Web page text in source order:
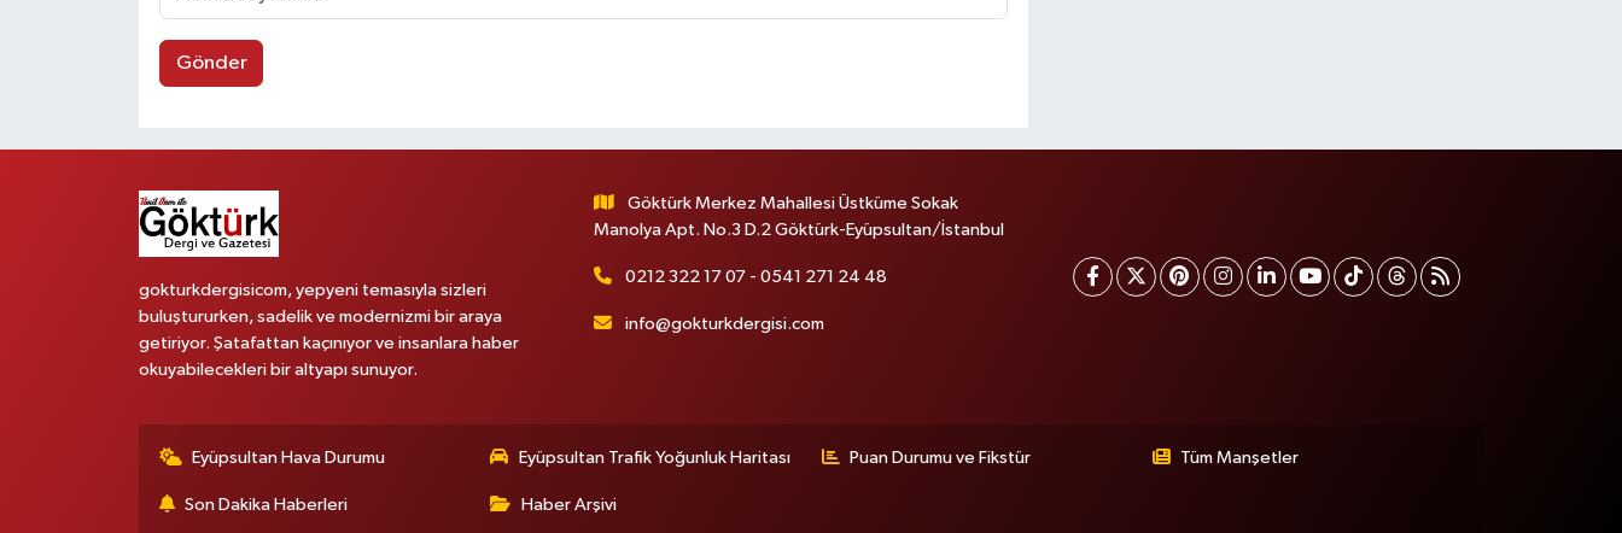
Gönder
gokturkdergisicom, yepyeni temasıyla sizleri
buluştururken, sadelik ve modernizmi bir araya
getiriyor. Şatafattan kaçınıyor ve insanlara haber
okuyabilecekleri bir altyapı sunuyor.
Göktürk Merkez Mahallesi Üstküme Sokak
Manolya Apt. No.3 D.2 Göktürk-Eyüpsultan/İstanbul
0212 322 17 07 - 0541 271 24 48
info@gokturkdergisi.com
Eyüpsultan Hava Durumu Eyüpsultan Trafik Yoğunluk Haritası Puan Durumu ve Fikstür Tüm Manşetler
Son Dakika Haberleri Haber Arşivi